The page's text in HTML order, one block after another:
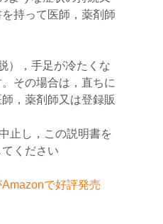
持って医師，薬剤師
），手足が冷たくな
その場合は，直ちに
，薬剤師又は登録販
止し，この説明書を
ください
で好評発売